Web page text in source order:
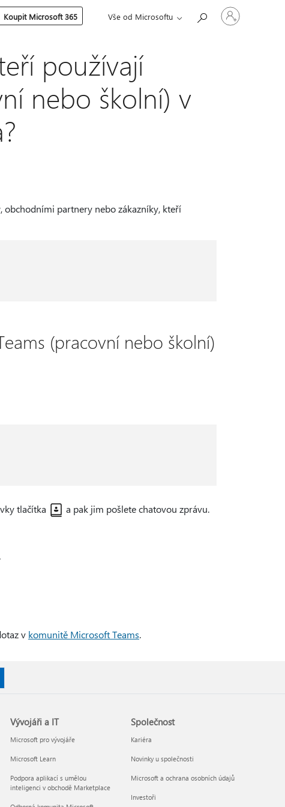
Koupit Microsoft 365 Vše od Microsoftu
Přihlaste
se
používají
nebo školní) v
obchodními partnery nebo zákazníky, kteří
(pracovní nebo školní)
tlačítka
a pak jim pošlete chatovou zprávu.
v komunitě Microsoft Teams.
Vývojáři a IT
Microsoft pro vývojáře
Microsoft Learn
Podpora aplikací s umělou
inteligenci v obchodě Marketplace
Společnost
Kariéra
Novinky u společnosti
Microsoft a ochrana osobních údajů
Investoři